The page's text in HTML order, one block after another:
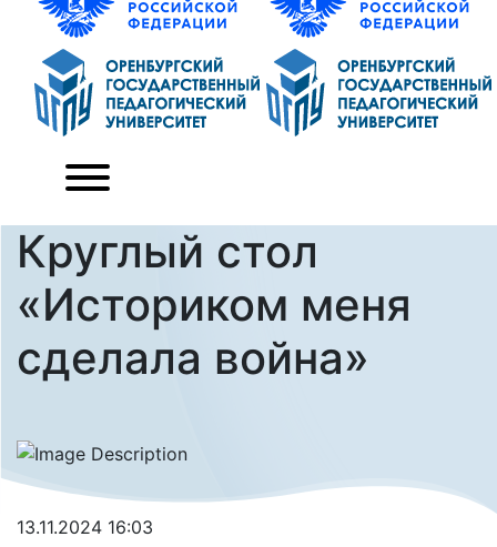
Круглый стол
«Историком меня
сделала война»
13.11.2024 16:03